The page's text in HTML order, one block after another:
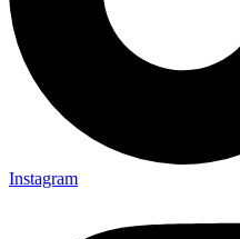
Instagram